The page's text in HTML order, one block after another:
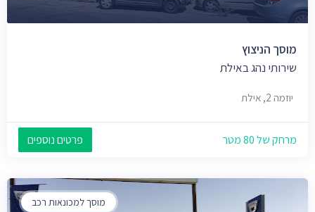
מוסך הניצוץ
שירותי נהג באילת
יוזמה 2, אילת
מרחק של 80 מטר פרטים נוספים
מוסך למכונאות רכב